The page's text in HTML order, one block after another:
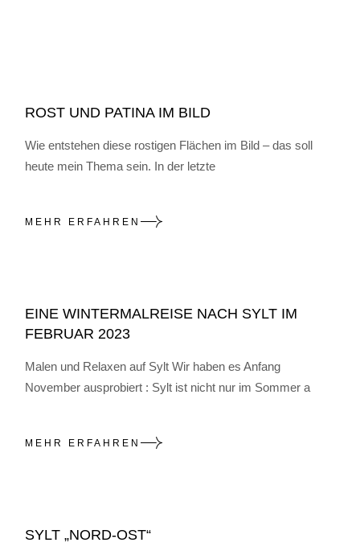
ROST UND PATINA IM BILD
Wie entstehen diese rostigen Flächen im Bild – das soll
heute mein Thema sein. In der letzte
MEHR ERFAHREN
EINE WINTERMALREISE NACH SYLT IM
FEBRUAR 2023
Malen und Relaxen auf Sylt Wir haben es Anfang
November ausprobiert : Sylt ist nicht nur im Sommer a
MEHR ERFAHREN
SYLT „NORD-OST“